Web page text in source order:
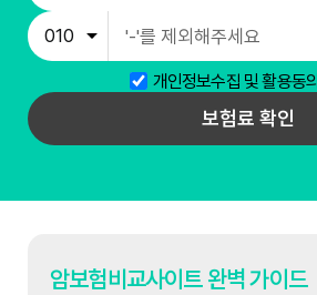
개인정보수집 및 활용동의
보험료 확인
암보험비교사이트 완벽 가이드